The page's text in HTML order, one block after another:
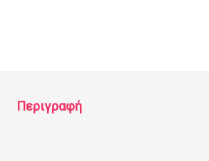
Περιγραφή